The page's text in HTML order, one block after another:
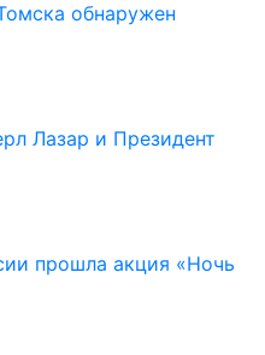
обнаружен
Лазар и Президент
прошла акция «Ночь